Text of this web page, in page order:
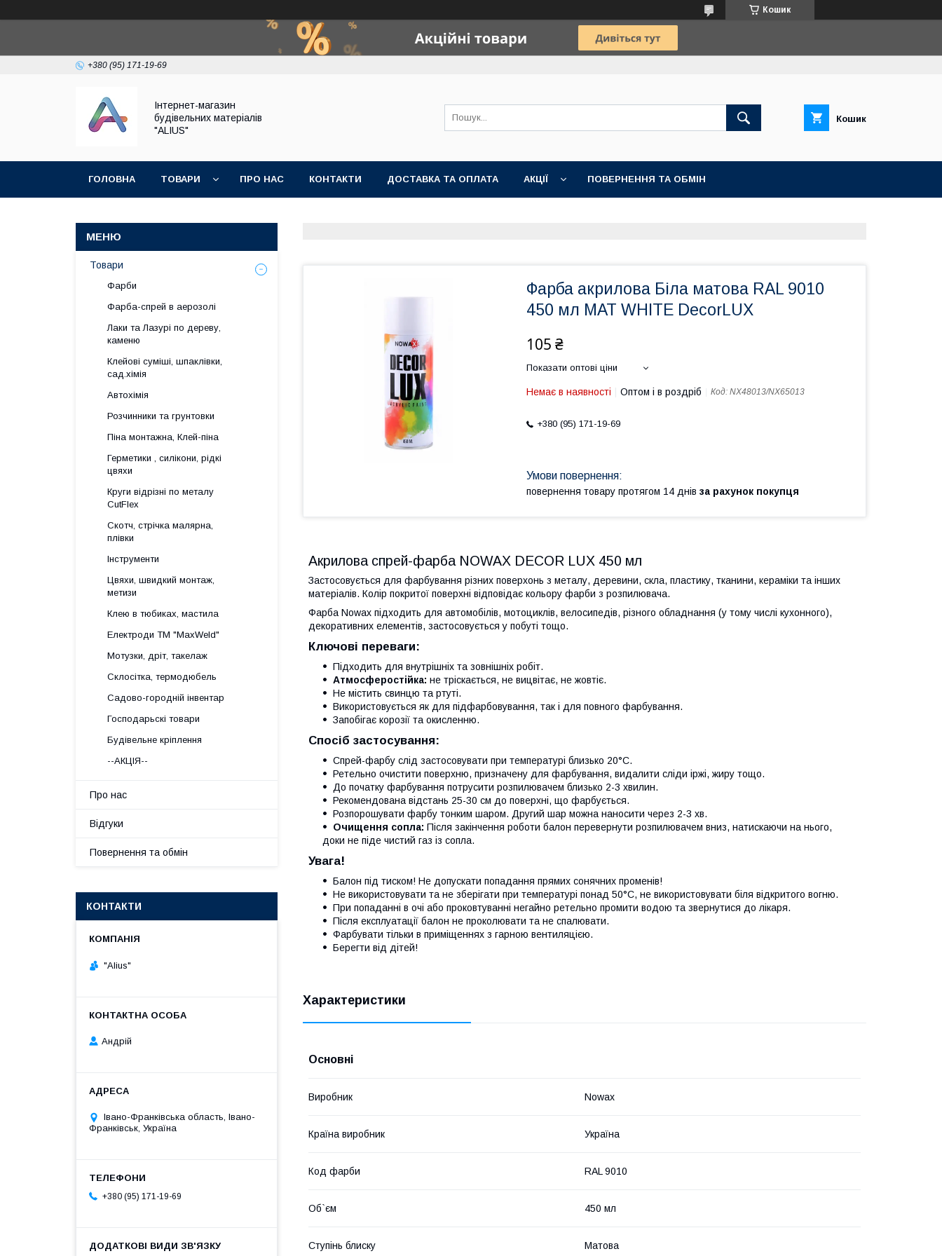
Кошик
+380 (95) 171-19-69
Інтернет-магазин
будівельних матеріалів
"ALIUS"
Кошик
ГОЛОВНА ТОВАРИ ПРО НАС КОНТАКТИ ДОСТАВКА ТА ОПЛАТА АКЦІЇ ПОВЕРНЕННЯ ТА ОБМІН
Фарба акрилова Біла матова RAL 9010
450 мл MAT WHITE DecorLUX
105 ₴
Показати оптові ціни
Немає в наявності Оптом і в роздріб Код: NX48013/NX65013
+380 (95) 171-19-69
повернення товару протягом 14 днів за рахунок покупця
Акрилова спрей-фарба NOWAX DECOR LUX 450 мл
Застосовується для фарбування різних поверхонь з металу, деревини, скла, пластику, тканини, кераміки та інших
матеріалів. Колір покритої поверхні відповідає кольору фарби з розпилювача.
Фарба Nowax підходить для автомобілів, мотоциклів, велосипедів, різного обладнання (у тому числі кухонного),
декоративних елементів, застосовується у побуті тощо.
Ключові переваги:
Підходить для внутрішніх та зовнішніх робіт.
Атмосферостійка: не тріскається, не вицвітає, не жовтіє.
Не містить свинцю та ртуті.
Використовується як для підфарбовування, так і для повного фарбування.
Запобігає корозії та окисленню.
Спосіб застосування:
Спрей-фарбу слід застосовувати при температурі близько 20°С.
Ретельно очистити поверхню, призначену для фарбування, видалити сліди іржі, жиру тощо.
До початку фарбування потрусити розпилювачем близько 2-3 хвилин.
Рекомендована відстань 25-30 см до поверхні, що фарбується.
Розпорошувати фарбу тонким шаром. Другий шар можна наносити через 2-3 хв.
Очищення сопла: Після закінчення роботи балон перевернути розпилювачем вниз, натискаючи на нього,
доки не піде чистий газ із сопла.
Увага!
Балон під тиском! Не допускати попадання прямих сонячних променів!
Не використовувати та не зберігати при температурі понад 50°С, не використовувати біля відкритого вогню.
При попаданні в очі або проковтуванні негайно ретельно промити водою та звернутися до лікаря.
Після експлуатації балон не проколювати та не спалювати.
Фарбувати тільки в приміщеннях з гарною вентиляцією.
Берегти від дітей!
Характеристики
Основні
Виробник Nowax
Країна виробник Україна
Код фарби RAL 9010
Об`єм 450 мл
Ступінь блиску Матова
Товари
Фарби
Фарба-спрей в аерозолі
Лаки та Лазурі по дереву,
каменю
Клейові суміші, шпаклівки,
сад.хімія
Автохімія
Розчинники та грунтовки
Піна монтажна, Клей-піна
Герметики , силікони, рідкі
цвяхи
Круги відрізні по металу
CutFlex
Скотч, стрічка малярна,
плівки
Інструменти
Цвяхи, швидкий монтаж,
метизи
Клею в тюбиках, мастила
Електроди ТМ "MaxWeld"
Мотузки, дріт, такелаж
Склосітка, термодюбель
Садово-городній інвентар
Господарьскі товари
Будівельне кріплення
--АКЦІЯ--
Про нас
Відгуки
Повернення та обмін
КОНТАКТИ
"Alius"
Андрій
Івано-Франківська область, Івано-
Франківськ, Україна
+380 (95) 171-19-69